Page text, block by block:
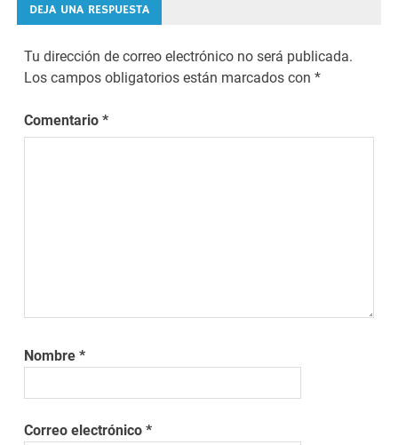
DEJA UNA RESPUESTA
Tu dirección de correo electrónico no será publicada.
Los campos obligatorios están marcados con*
Comentario*
Nombre*
Correo electrónico*